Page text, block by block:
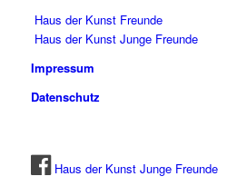
Haus der Kunst Freunde
Haus der Kunst Junge Freunde
Impressum
Datenschutz
Haus der Kunst Junge Freunde